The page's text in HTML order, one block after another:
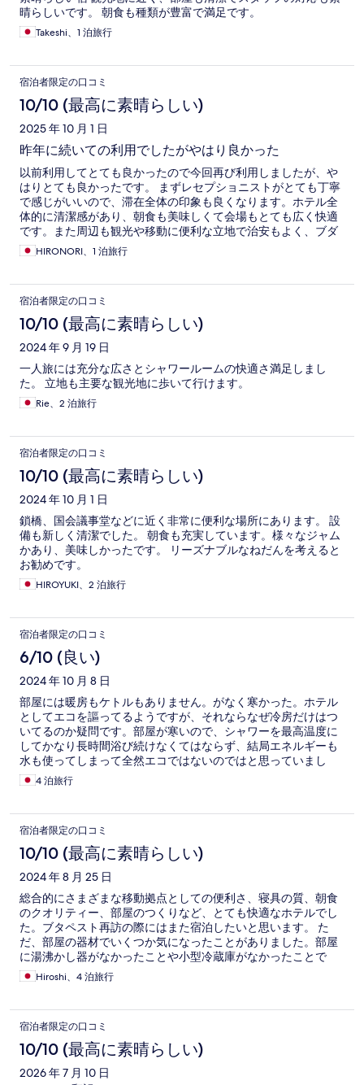
晴らしいです。 朝食も種類が豊富で満足です。
Takeshi、1 泊旅行
宿泊者限定の口コミ
10/10 (最高に素晴らしい)
2025 年 10 月 1 日
昨年に続いての利用でしたがやはり良かった
以前利用してとても良かったので今回再び利用しましたが、や
はりとても良かったです。 まずレセプショニストがとても丁寧
で感じがいいので、滞在全体の印象も良くなります。ホテル全
体的に清潔感があり、朝食も美味しくて会場もとても広く快適
です。また周辺も観光や移動に便利な立地で治安もよく、ブダ
ペストに来ることがあったらまた利用したいと思っています。
ちなみに、部屋に冷蔵庫はついてないのでその点だけ注意で
HIRONORI、1 泊旅行
宿泊者限定の口コミ
10/10 (最高に素晴らしい)
2024 年 9 月 19 日
一人旅には充分な広さとシャワールームの快適さ満足しまし
た。 立地も主要な観光地に歩いて行けます。
Rie、2 泊旅行
宿泊者限定の口コミ
10/10 (最高に素晴らしい)
2024 年 10 月 1 日
鎖橋、国会議事堂などに近く非常に便利な場所にあります。 設
備も新しく清潔でした。 朝食も充実しています。様々なジャム
かあり、美味しかったです。 リーズナブルなねだんを考えると
お勧めです。
HIROYUKI、2 泊旅行
宿泊者限定の口コミ
6/10 (良い)
2024 年 10 月 8 日
部屋には暖房もケトルもありません。がなく寒かった。ホテル
としてエコを謳ってるようですが、それならなぜ冷房だけはつ
いてるのか疑問です。部屋が寒いので、シャワーを最高温度に
してかなり長時間浴び続けなくてはならず、結局エネルギーも
水も使ってしまって全然エコではないのではと思っていまし
た。 人が快適に過ごすにはある程度のエネルギーは必要で、そ
れも 朝食は会場も広くて快適でした。滞在中のある日からスク
くなりましたが、それ以外は朝食は満足でした。
4 泊旅行
宿泊者限定の口コミ
10/10 (最高に素晴らしい)
2024 年 8 月 25 日
総合的にさまざまな移動拠点としての便利さ、寝具の質、朝食
のクオリティー、部屋のつくりなど、とても快適なホテルでし
た。ブタペスト再訪の際にはまた宿泊したいと思います。 た
だ、部屋の器材でいくつか気になったことがありました。部屋
に湯沸かし器がなかったことや小型冷蔵庫がなかったことで
す。湯沸かし器はフロントで交渉して、借りることが出来まし
た。 また、日本のホテルのように製氷機はホテルのフロアーに
ば、カップかグラスにいれてくれたので、助かりました。 フロ
ント、レストラン含めて、宿泊客のニーズに可能な限り応えて
くれようとする姿勢は、有難いと思いました。 あとは、湯沸か
し器と同様、小型の冷蔵庫の貸出しも始めてくれたら、さらに
有難いと思います。
Hiroshi、4 泊旅行
宿泊者限定の口コミ
10/10 (最高に素晴らしい)
2026 年 7 月 10 日